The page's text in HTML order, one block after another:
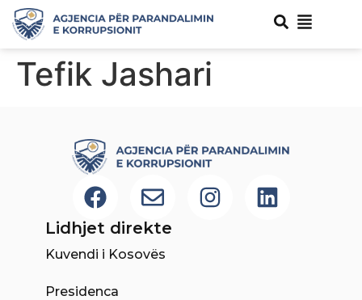
Tefik Jashari
Lidhjet direkte
Kuvendi i Kosovës
Presidenca